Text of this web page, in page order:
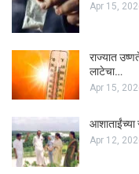
Apr 15,
राज्यात
लाटेचा…
Apr 15,
आशाताईंच्या
Apr 12,